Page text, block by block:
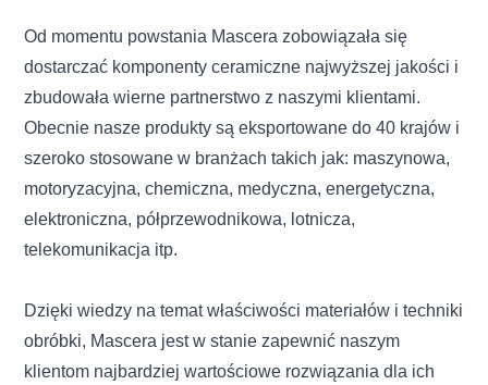
Od momentu powstania Mascera zobowiązała się
dostarczać komponenty ceramiczne najwyższej jakości i
zbudowała wierne partnerstwo z naszymi klientami.
Obecnie nasze produkty są eksportowane do 40 krajów i
szeroko stosowane w branżach takich jak: maszynowa,
motoryzacyjna, chemiczna, medyczna, energetyczna,
elektroniczna, półprzewodnikowa, lotnicza,
telekomunikacja itp.
Dzięki wiedzy na temat właściwości materiałów i techniki
obróbki, Mascera jest w stanie zapewnić naszym
klientom najbardziej wartościowe rozwiązania dla ich